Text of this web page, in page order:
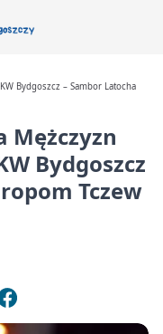
Bydgoszcz – Sambor Latocha
Mężczyzn
Bydgoszcz
Tczew